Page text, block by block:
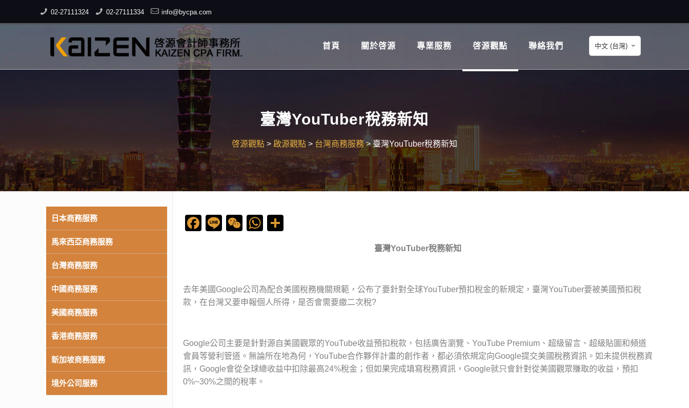
02-27111324 02-27111334 info@bycpa.com
首頁 關於啓源 專業服務 啓源觀點 聯絡我們 中文 (台灣)
臺灣YouTuber稅務新知
啓源觀點> 啟源觀點> 台灣商務服務>臺灣YouTuber稅務新知
Facebook
LineWeChatWhatsApp
臺灣YouTuber稅務新知
去年美國Google公司為配合美國稅務機關規範，公布了要針對全球YouTuber預扣稅金的新規定，臺灣YouTuber要被美國預扣稅
款，在台灣又要申報個人所得，是否會需要繳二次稅?
Google公司主要是針對源自美國觀眾的YouTube收益預扣稅款，包括廣告瀏覽、YouTube Premium、超級留言、超級貼圖和頻道
會員等營利管道。無論所在地為何，YouTube合作夥伴計畫的創作者，都必須依規定向Google提交美國稅務資訊。如未提供稅務資
訊，Google會從全球總收益中扣除最高24%稅金；但如果完成填寫稅務資訊，Google就只會針對從美國觀眾賺取的收益，預扣
0%~30%之間的稅率。
日本商務服務
馬來西亞商務服務
台灣商務服務
中國商務服務
美國商務服務
香港商務服務
新加坡商務服務
境外公司服務